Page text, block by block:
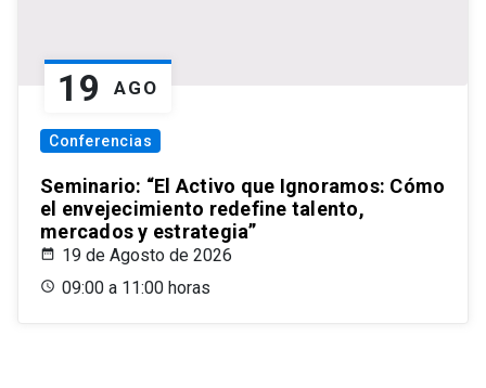
19 AGO
Conferencias
Seminario: “El Activo que Ignoramos: Cómo
el envejecimiento redefine talento,
mercados y estrategia”
19 de Agosto de 2026
09:00 a 11:00 horas